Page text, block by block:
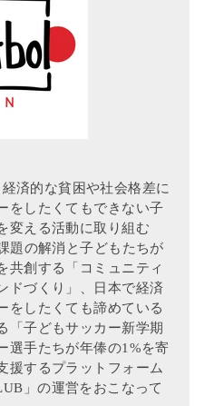
済的な貧困や社会格差に
をしたくてもできない子
変える活動に取り組む
題の解消と子どもたちが
創する「コミュニティ
ドづくり」、日本で経済
をしたくても諦めている
「子どもサッカー新学期
選手たちが年俸の1%を寄
援するプラットフォーム
」の運営をおこなって